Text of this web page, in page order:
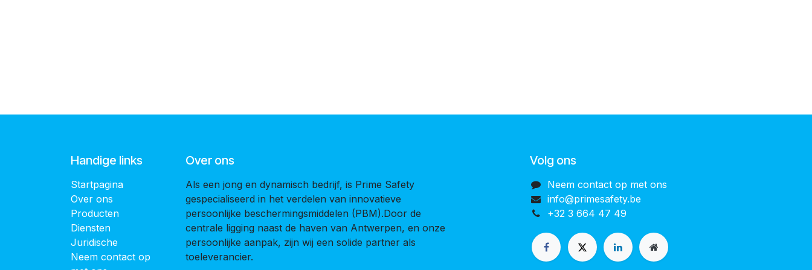
Handige links
Startpagina
Over ons
Producten
Diensten
Juridische
Neem contact op
Over ons
Als een jong en dynamisch bedrijf, is Prime Safety
gespecialiseerd in het verdelen van innovatieve
persoonlijke beschermingsmiddelen (PBM).Door de
centrale ligging naast de haven van Antwerpen, en onze
persoonlijke aanpak, zijn wij een solide partner als
toeleverancier.
Volg ons
Neem contact op met ons
info@primesafety.be
+32 3 664 47 49